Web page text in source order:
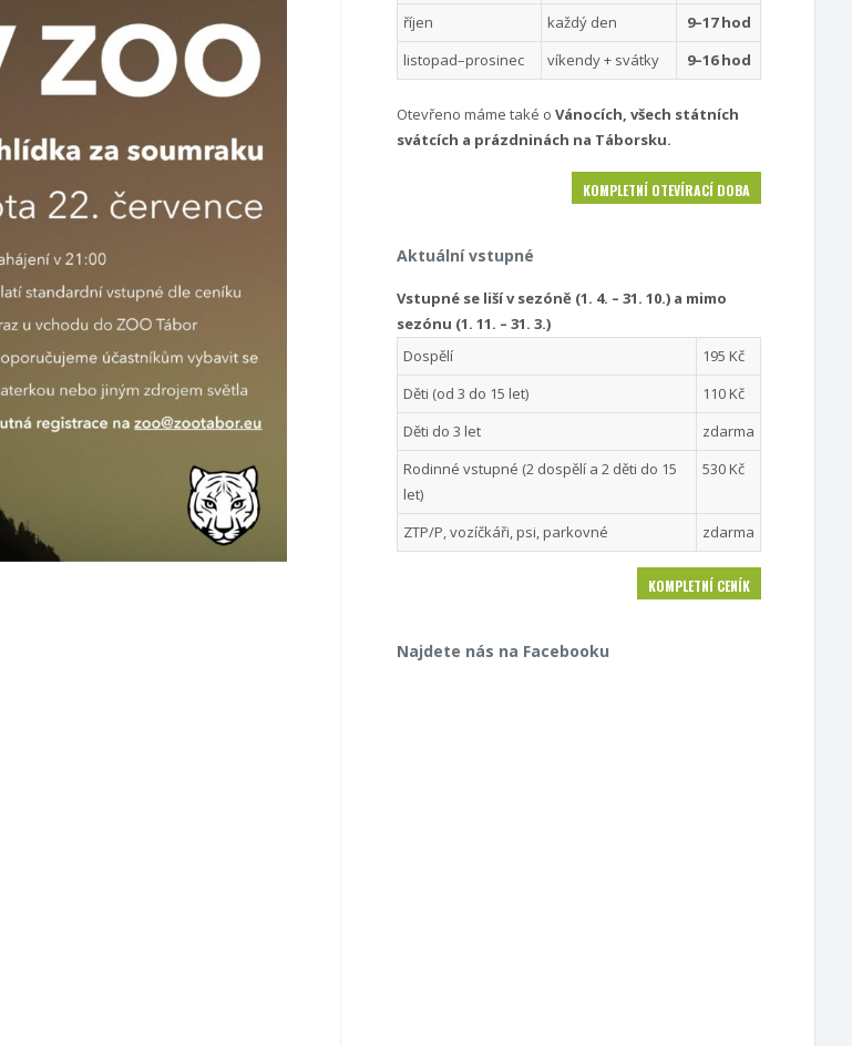
říjen
každý den
9–17 hod
listopad–prosinec
víkendy + svátky 9–16 hod
Otevřeno máme také o Vánocích, všech státních
svátcích a prázdninách na Táborsku.
KOMPLETNÍ OTEVÍRACÍ DOBA
Aktuální vstupné
Vstupné se liší v sezóně (1. 4. – 31. 10.) a mimo
sezónu (1. 11. – 31. 3.)
Dospělí
195 Kč
Děti (od 3 do 15 let)
110 Kč
Děti do 3 let
zdarma
Rodinné vstupné (2 dospělí a 2 děti do 15
let)
530 Kč
ZTP/P, vozíčkáři, psi, parkovné zdarma
KOMPLETNÍ CENÍK
Najdete nás na Facebooku